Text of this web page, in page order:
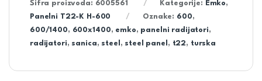
Šifra proizvoda: 6005561 Kategorije: Emko,
Panelni T22-K H-600
Oznake: 600,
600/1400, 600x1400, emko, panelni radijatori,
radijatori, sanica, steel , steel panel , t22, turska